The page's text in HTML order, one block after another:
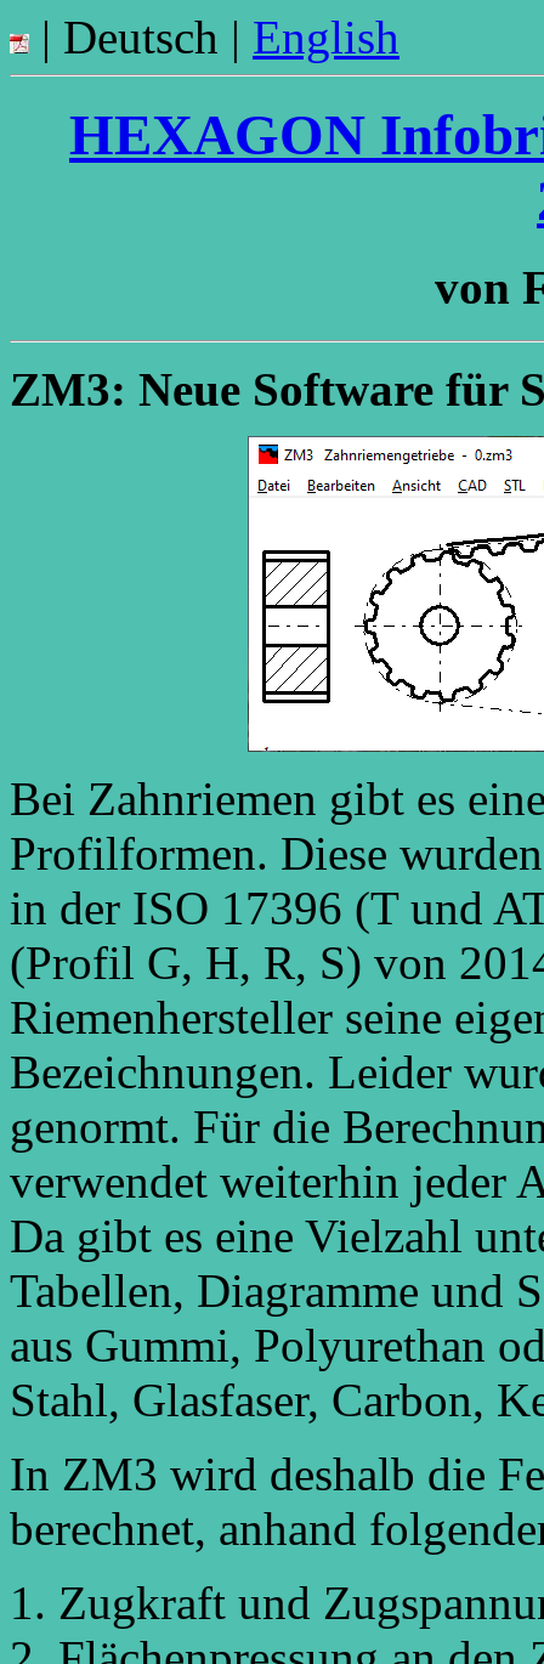
| Deutsch | English
HEXAGON
von
ZM3: Neue Software für
Bei Zahnriemen gibt es
Profilformen. Diese
in der ISO 17396 (T und
(Profil G, H, R, S) von
Riemenhersteller seine
Bezeichnungen. Leider
genormt. Für die
verwendet weiterhin jeder
Da gibt es eine Vielzahl
Tabellen, Diagramme und
aus Gummi, Polyurethan
Stahl, Glasfaser, Carbon,
In ZM3 wird deshalb die
berechnet, anhand
Zugkraft und